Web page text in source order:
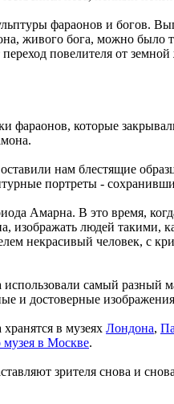
фараонов и богов.
живого бога, можно было
повелителя от
которые
нам блестящие
портреты -
Амарна. В это время,
изображать людей такими,
некрасивый человек,
самый разный
и достоверные
в музеях Лондона,
в Москве.
зрителя снова и